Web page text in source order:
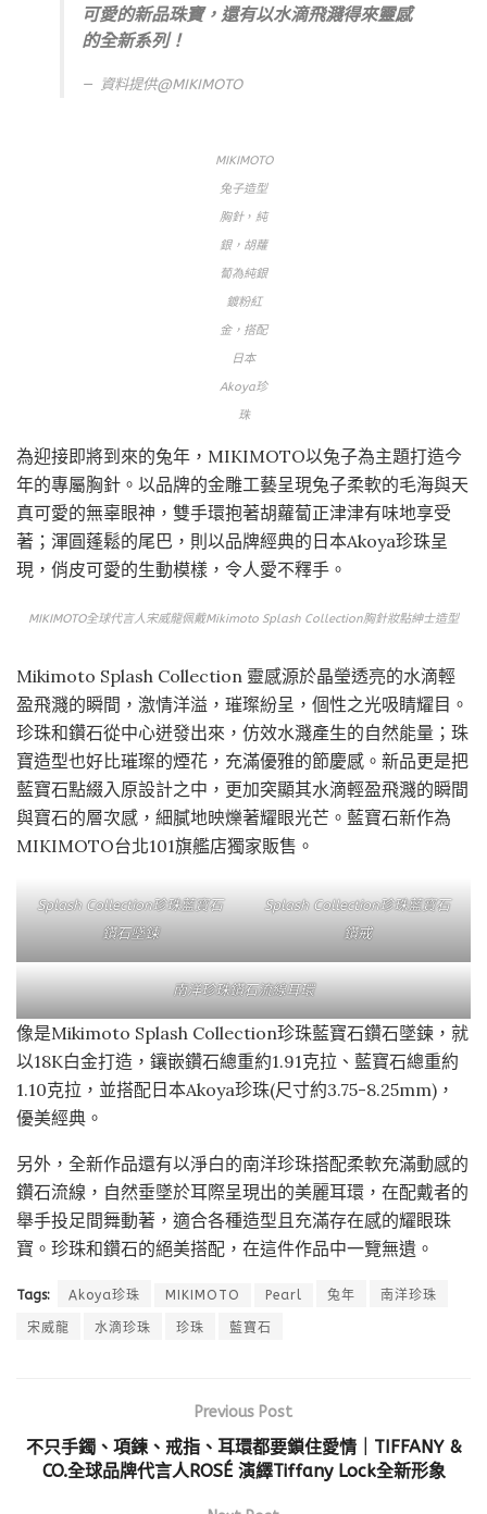
可愛的新品珠寶，還有以水滴飛濺得來靈感
的全新系列！
資料提供@MIKIMOTO
MIKIMOTO
兔子造型
胸針， 純
銀，胡蘿
蔔為純銀
鍍粉紅
金，搭配
日本
Akoya珍
珠
為迎接即將到來的兔年，MIKIMOTO以兔子為主題打造今
年的專屬胸針。以品牌的金雕工藝呈現兔子柔軟的毛海與天
真可愛的無辜眼神，雙手環抱著胡蘿蔔正津津有味地享受
著；渾圓蓬鬆的尾巴，則以品牌經典的日本Akoya珍珠呈
現，俏皮可愛的生動模樣，令人愛不釋手。
MIKIMOTO全球代言人宋威龍佩戴Mikimoto Splash Collection胸針妝點紳士造型
Mikimoto Splash Collection 靈感源於晶瑩透亮的水滴輕
盈飛濺的瞬間，激情洋溢，璀璨紛呈，個性之光吸睛耀目。
珍珠和鑽石從中心迸發出來，仿效水濺產生的自然能量；珠
寶造型也好比璀璨的煙花，充滿優雅的節慶感。新品更是把
藍寶石點綴入原設計之中，更加突顯其水滴輕盈飛濺的瞬間
與寶石的層次感，細膩地映爍著耀眼光芒。藍寶石新作為
MIKIMOTO台北101旗艦店獨家販售。
Splash Collection珍珠藍寶石
鑽石墜鍊
Splash Collection珍珠藍寶石
鑽戒
南洋珍珠鑽石流線耳環
像是Mikimoto Splash Collection珍珠藍寶石鑽石墜鍊，就
以18K白金打造，鑲嵌鑽石總重約1.91克拉、藍寶石總重約
1.10克拉，並搭配日本Akoya珍珠(尺寸約3.75-8.25mm)，
優美經典。
另外，全新作品還有以淨白的南洋珍珠搭配柔軟充滿動感的
鑽石流線，自然垂墜於耳際呈現出的美麗耳環，在配戴者的
舉手投足間舞動著，適合各種造型且充滿存在感的耀眼珠
寶。珍珠和鑽石的絕美搭配，在這件作品中一覽無遺。
Tags: Akoya珍珠 MIKIMOTO Pearl 兔年 南洋珍珠
宋威龍 水滴珍珠 珍珠 藍寶石
Previous Post
不只手鐲、項鍊、戒指、耳環都要鎖住愛情｜TIFFANY &
CO.全球品牌代言人ROSÉ 演繹Tiffany Lock全新形象